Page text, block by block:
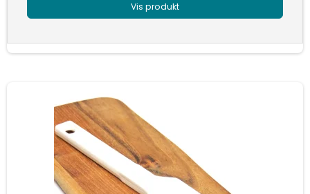
Vis produkt